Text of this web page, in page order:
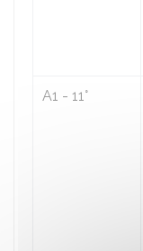
A1 - 11°